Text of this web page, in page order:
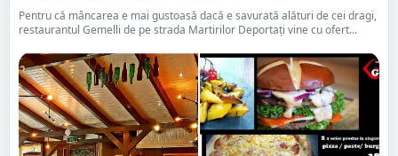
Pentru că mâncarea e mai gustoasă dacă e savurată alături de cei dragi,
restaurantul Gemelli de pe strada Martirilor Deportați vine cu ofert...